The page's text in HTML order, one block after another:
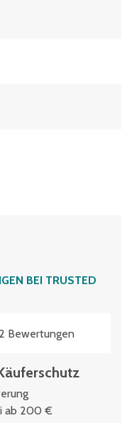
BEI TRUSTED
Bewertungen
ab 200 €